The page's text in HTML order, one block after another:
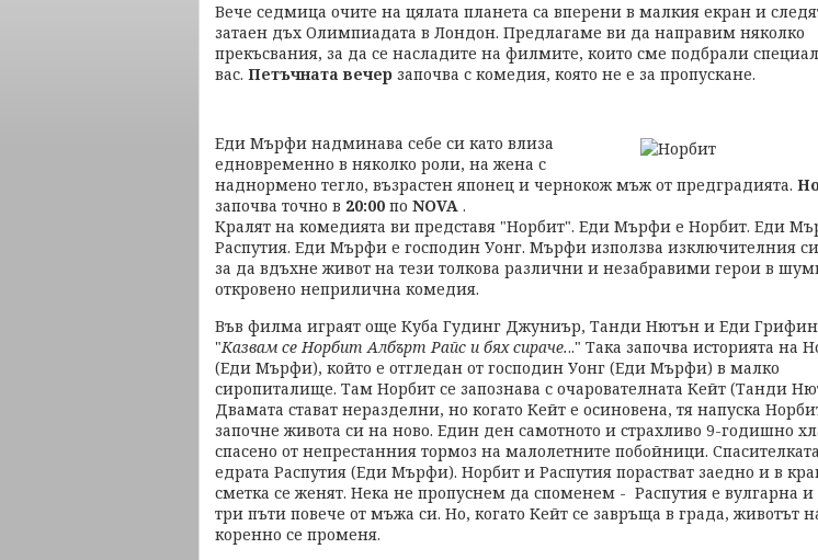
Вече седмица очите на цялата планета са вперени в малкия екран и
затаен дъх Олимпиадата в Лондон. Предлагаме ви да направим няколко
прекъсвания, за да се насладите на филмите, които сме подбрали
вас. Петъчната вечер започва с комедия, която не е за пропускане.
Еди Мърфи надминава себе си като влиза
едновременно в няколко роли, на жена с
наднормено тегло, възрастен японец и чернокож мъж от предградията.
започва точно в 20:00 по NOVA .
Кралят на комедията ви представя "Норбит". Еди Мърфи е Норбит. Еди
Распутия. Еди Мърфи е господин Уонг. Мърфи използва изключителния
за да вдъхне живот на тези толкова различни и незабравими герои в
откровено неприлична комедия.
Във филма играят още Куба Гудинг Джуниър, Танди Нютън и Еди
"Казвам се Норбит Албърт Райс и бях сираче..." Така започва историята на
(Еди Мърфи), който е отгледан от господин Уонг (Еди Мърфи) в малко
сиропиталище. Там Норбит се запознава с очарователната Кейт (Танди
Двамата стават неразделни, но когато Кейт е осиновена, тя напуска
започне живота си на ново. Един ден самотното и страхливо 9-годишно
спасено от непрестанния тормоз на малолетните побойници.
едрата Распутия (Еди Мърфи). Норбит и Распутия порастват заедно и в
сметка се женят. Нека не пропуснем да споменем - Распутия е вулгарна
три пъти повече от мъжа си. Но, когато Кейт се завръща в града, животът
коренно се променя.